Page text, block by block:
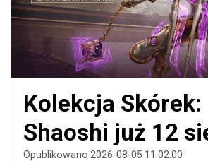
Kolekcja
Shaoshi już 12
Opublikowano 2026-08-05 11:02:00